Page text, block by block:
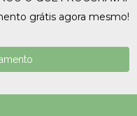
grátis agora mesmo!